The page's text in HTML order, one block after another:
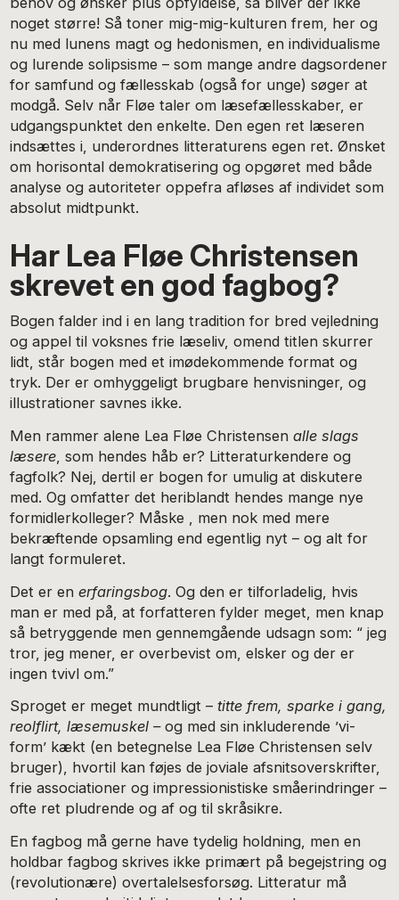
noget større! Så toner mig-mig-kulturen frem, her og
nu med lunens magt og hedonismen, en individualisme
og lurende solipsisme – som mange andre dagsordener
for samfund og fællesskab (også for unge) søger at
modgå. Selv når Fløe taler om læsefællesskaber, er
udgangspunktet den enkelte. Den egen ret læseren
indsættes i, underordnes litteraturens egen ret. Ønsket
om horisontal demokratisering og opgøret med både
analyse og autoriteter oppefra afløses af individet som
absolut midtpunkt.
Har Lea Fløe Christensen
skrevet en god fagbog?
Bogen falder ind i en lang tradition for bred vejledning
og appel til voksnes frie læseliv, omend titlen skurrer
lidt, står bogen med et imødekommende format og
tryk. Der er omhyggeligt brugbare henvisninger, og
illustrationer savnes ikke.
Men rammer alene Lea Fløe Christensenalle slags
læsere, som hendes håb er? Litteraturkendere og
fagfolk? Nej, dertil er bogen for umulig at diskutere
med. Og omfatter det heriblandt hendes mange nye
formidlerkolleger? Måske , men nok med mere
bekræftende opsamling end egentlig nyt – og alt for
langt formuleret.
Det er enerfaringsbog. Og den er tilforladelig, hvis
man er med på, at forfatteren fylder meget, men knap
så betryggende men gennemgående udsagn som: “ jeg
tror, jeg mener, er overbevist om, elsker og der er
ingen tvivl om.”
Sproget er meget mundtligt –titte frem, sparke i gang,
reolflirt, læsemuskel –og med sin inkluderende ’vi-
form’ kækt (en betegnelse Lea Fløe Christensen selv
bruger), hvortil kan føjes de joviale afsnitsoverskrifter,
frie associationer og impressionistiske småerindringer –
ofte ret pludrende og af og til skråsikre.
En fagbog må gerne have tydelig holdning, men en
holdbar fagbog skrives ikke primært på begejstring og
(revolutionære) overtalelsesforsøg. Litteratur må